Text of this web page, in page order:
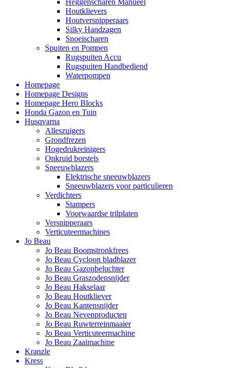
Houtklievers
Houtversnipperaars
Silky Handzagen
Snoeischaren
Spuiten en Pompen
Rugspuiten Accu
Rugspuiten Handbediend
Waterpompen
Homepage
Homepage Designs
Homepage Hero Blocks
Honda Gazon en Tuin
Husqvarna
Alleszuigers
Grondfrezen
Hogedrukreinigers
Onkruid borstels
Sneeuwblazers
Elektrische sneeuwblazers
Sneeuwblazers voor particulieren
Verdichters
Stampers
Voorwaardse trilplaten
Versnipperaars
Verticuteermachines
Jo Beau
Jo Beau Boomstronkfrees
Jo Beau Cycloon bladblazer
Jo Beau Gazonbeluchter
Jo Beau Graszodensnijder
Jo Beau Hakselaar
Jo Beau Houtkliever
Jo Beau Kantensnijder
Jo Beau Nevenproducten
Jo Beau Ruwterreinmaaier
Jo Beau Verticuteermachine
Jo Beau Zaaimachine
Kranzle
Kress